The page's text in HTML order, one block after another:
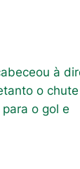
à
o chute
o gol e